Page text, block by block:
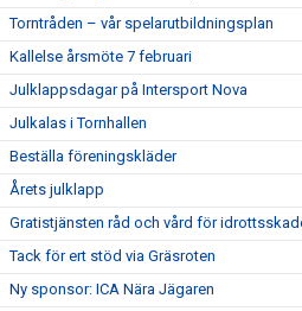
Torntråden – vår spelarutbildningsplan
Kallelse årsmöte 7 februari
Julklappsdagar på Intersport Nova
Julkalas i Tornhallen
Beställa föreningskläder
Årets julklapp
Gratistjänsten råd och vård för
Tack för ert stöd via Gräsroten
Ny sponsor: ICA Nära Jägaren